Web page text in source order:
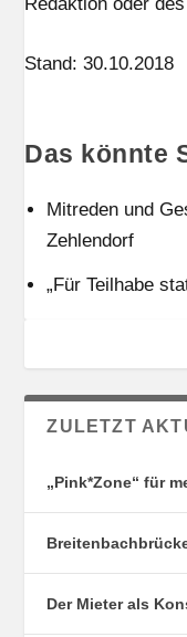
Stand: 30.10.2018
Das könnte
Mitreden und
Zehlendorf
„Für Teilhabe
ZULETZT
„Pink*Zone“ für
Der Mieter als